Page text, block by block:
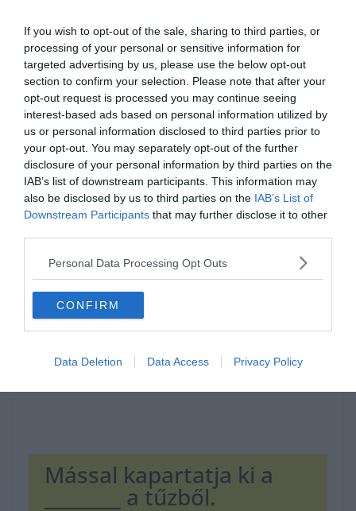
If you wish to opt-out of the sale, sharing to third parties, or
processing of your personal or sensitive information for
targeted advertising by us, please use the below opt-out
section to confirm your selection. Please note that after your
opt-out request is processed you may continue seeing
interest-based ads based on personal information utilized by
us or personal information disclosed to third parties prior to
your opt-out. You may separately opt-out of the further
disclosure of your personal information by third parties on the
IAB’s list of downstream participants. This information may
also be disclosed by us to third parties on the IAB’s List of
Downstream Participants that may further disclose it to other
Personal Data Processing Opt Outs
CONFIRM
Data Deletion Data Access Privacy Policy
Mással kapartatja ki a
________ a tűzből.